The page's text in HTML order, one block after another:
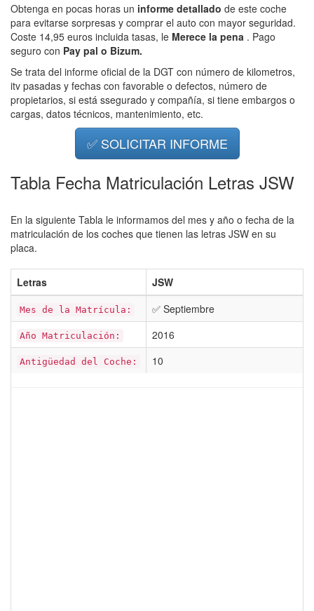
Obtenga en pocas horas un informe detallado de este coche
para evitarse sorpresas y comprar el auto con mayor seguridad.
Coste 14,95 euros incluida tasas, le Merece la pena . Pago
seguro con Pay pal o Bizum.
Se trata del informe oficial de la DGT con número de kilometros,
itv pasadas y fechas con favorable o defectos, número de
propietarios, si está ssegurado y compañía, si tiene embargos o
cargas, datos técnicos, mantenimiento, etc.
✅ SOLICITAR INFORME
Tabla Fecha Matriculación Letras JSW
En la siguiente Tabla le informamos del mes y año o fecha de la
matriculación de los coches que tienen las letras JSW en su
placa.
Letras JSW
Mes de la Matrícula: ✅ Septiembre
Año Matriculación: 2016
Antigüedad del Coche: 10